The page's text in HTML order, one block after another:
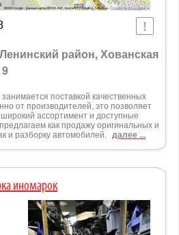
район, Хованская
поставкой качественных
от производителей, это позволяет
ассортимент и доступные
как продажу оригинальных и
и разборку автомобилей. далее ...
иномарок